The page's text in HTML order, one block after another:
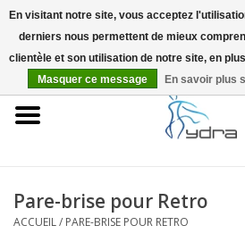
EUR
Accueil
Pare-brise pour Retro
ACCUEIL/ PARE-BRISE POUR RETRO
En visitant notre site, vous acceptez
derniers nous permettent de mieux
clientèle et son utilisation de notre site, en
Masquer ce message
En savoir plus